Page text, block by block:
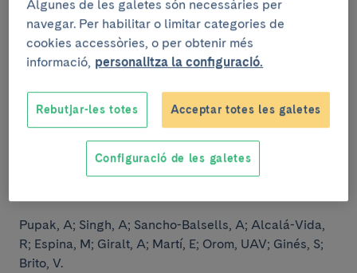
Referència:
CELL 2022.
Altered m6A RNA methylation contributes
to hippocampal memory deficits in
Huntington's disease mice
Pupak, A; Singh, A; Sancho-Balsells, A; Alcalá-Vida,
R; Espina, M; Giralt, A; Martí, E; Orom, UAV; Ginés, S;
Brito, V.
Algunes de les galetes són necessàries per
navegar. Per habilitar o limitar categories de
cookies accessòries, o per obtenir més
informació, personalitza la configuració.
Rebutjar-les totes Acceptar totes les galetes
Configuració de les galetes